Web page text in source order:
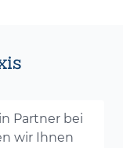
Partner bei
wir Ihnen